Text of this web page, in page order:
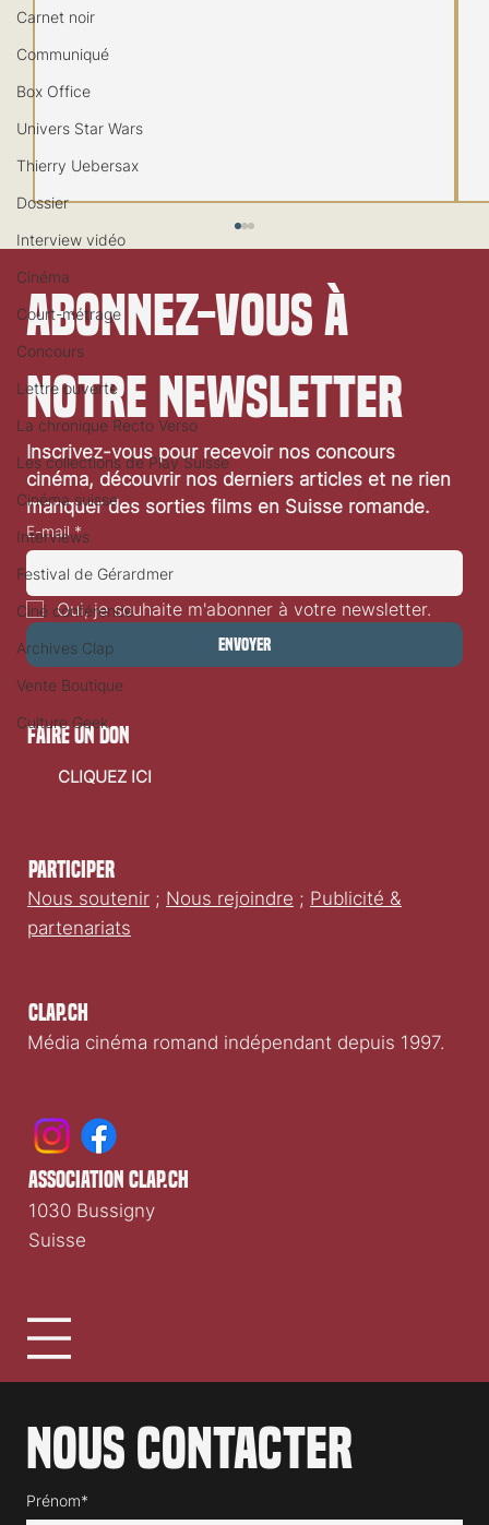
Carnet noir
Communiqué
Box Office
Univers Star Wars
Thierry Uebersax
Dossier
Interview vidéo
Cinéma
Court-métrage
Concours
Lettre ouverte
La chronique Recto Verso
Les collections de Play Suisse
Cinéma suisse
Interviews
Festival de Gérardmer
Ciné conférence
Archives Clap
Vente Boutique
Culture Geek
Festival de Locarno 2026: Wild at Heart
Abonnez-vous à
notre newsletter
Inscrivez-vous pour recevoir nos concours
cinéma, découvrir nos derniers articles et ne rien
manquer des sorties films en Suisse romande.
E-mail *
Oui, je souhaite m'abonner à votre newsletter.
Envoyer
Clap.ch
Média cinéma romand indépendant depuis 1997.
Participer
Nous soutenir ; Nous rejoindre ; Publicité &
partenariats
Nous contacter
Prénom*
faire un don
CLIQUEZ ICI
association clap.ch
1030 Bussigny
Suisse